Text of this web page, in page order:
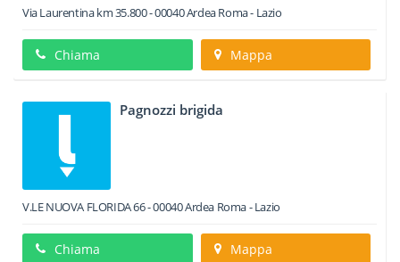
Via Laurentina km 35.800-00040ArdeaRoma - Lazio
Chiama Mappa
Pagnozzi brigida
V.LE NUOVA FLORIDA 66-00040Ardea Roma -Lazio
Chiama Mappa